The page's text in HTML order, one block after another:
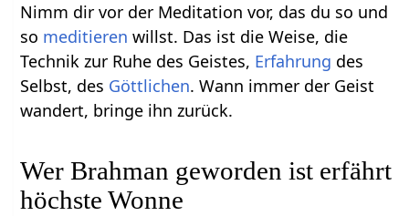
Nimm dir vor der Meditation vor, das du so und
so meditieren willst. Das ist die Weise, die
Technik zur Ruhe des Geistes, Erfahrung des
Selbst, des Göttlichen. Wann immer der Geist
wandert, bringe ihn zurück.
Wer Brahman geworden ist erfährt
höchste Wonne